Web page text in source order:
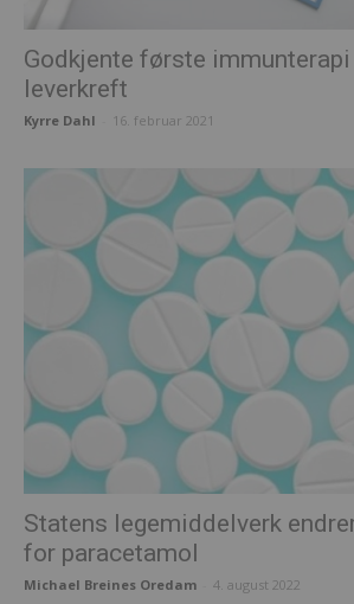
Godkjente første
leverkreft
Kyrre Dahl 16. februar 2021
Statens legemiddelverk
for paracetamol
Michael Breines Oredam 4. august 2022